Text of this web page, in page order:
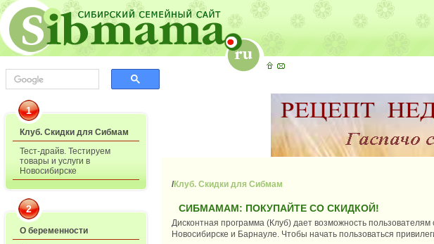
1
Клуб. Скидки для Сибмам
Тест-драйв. Тестируем
товары и услуги в
Новосибирске
2
О беременности
/Клуб. Скидки для Сибмам
СИБМАМАМ: ПОКУПАЙТЕ СО СКИДКОЙ!
Дисконтная программа (Клуб) дает возможность
Новосибирске и Барнауле. Чтобы начать пользоваться